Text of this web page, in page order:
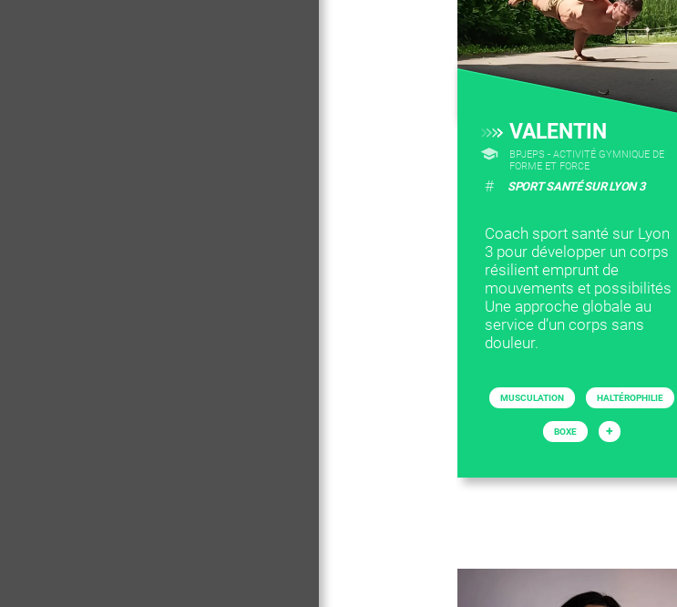
VALENTIN
BPJEPS - ACTIVITÉ GYMNIQUE DE
FORME ET FORCE
# SPORT SANTÉ SUR LYON 3
Coach sport santé sur Lyon
3 pour développer un corps
résilient emprunt de
mouvements et possibilités
Une approche globale au
service d’un corps sans
douleur.
MUSCULATION HALTÉROPHILIE
BOXE +